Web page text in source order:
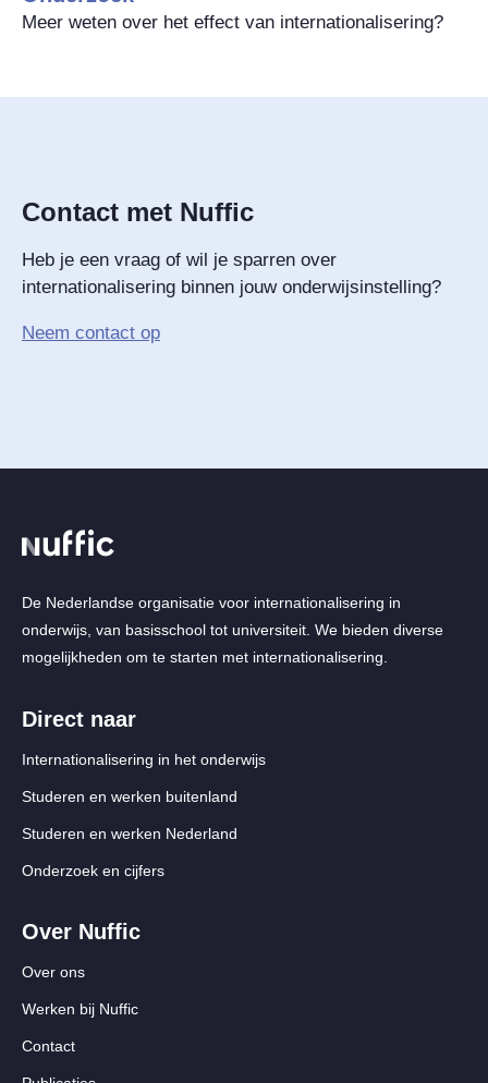
Meer weten over het effect van internationalisering?
Contact met Nuffic
Heb je een vraag of wil je sparren over
internationalisering binnen jouw onderwijsinstelling?
Neem contact op
De Nederlandse organisatie voor internationalisering in
onderwijs, van basisschool tot universiteit. We bieden diverse
mogelijkheden om te starten met internationalisering.
Direct naar
Internationalisering in het onderwijs
Studeren en werken buitenland
Studeren en werken Nederland
Onderzoek en cijfers
Over Nuffic
Over ons
Werken bij Nuffic
Contact